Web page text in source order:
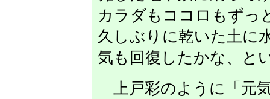
カラダもココロもずっ
久しぶりに乾いた土に
気も回復したかな、と
上戸彩のように「元